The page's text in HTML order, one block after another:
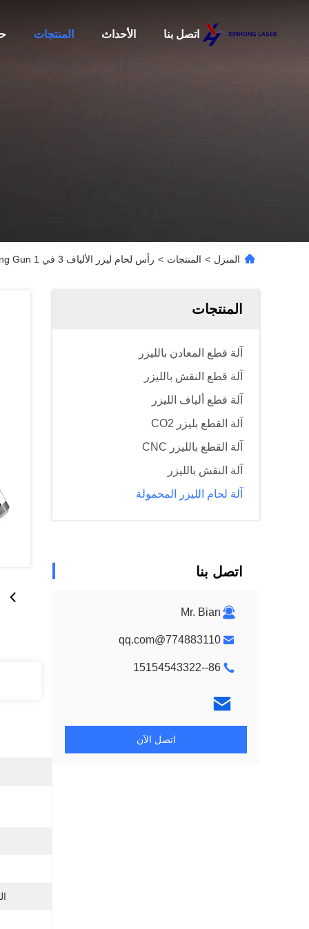
المنتجات الأحداث اتصل بنا
المنزل > المنتجات > رأس لحام ليزر الألياف 3 في 1 ABS Shell Compact Handheld Welding Gun مع آلة التغذية
المنتجات
آلة قطع المعادن بالليزر
آلة قطع النقش بالليزر
آلة قطع ألياف الليزر
آلة القطع بليزر CO2
آلة القطع بالليزر CNC
آلة النقش بالليزر
آلة لحام الليزر المحمولة
اتصل بنا
Mr. Bian
774883110@qq.com
86--15154543322
اتصل الآن